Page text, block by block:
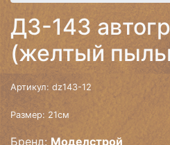
ДЗ-143
(желтый
Артикул: dz143-12
Размер: 21см
Бренд: Моделстрой